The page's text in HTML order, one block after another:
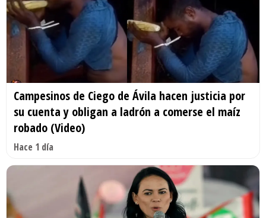
Campesinos de Ciego de Ávila hacen justicia por
su cuenta y obligan a ladrón a comerse el maíz
robado (Video)
Hace 1 día